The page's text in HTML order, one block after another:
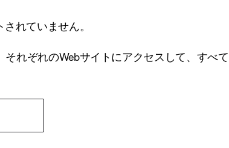
れていません。
れぞれのWebサイトにアクセスして、すべ